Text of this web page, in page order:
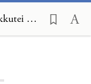
Sources and References on Likkutei Torah, Vaetchanan 2